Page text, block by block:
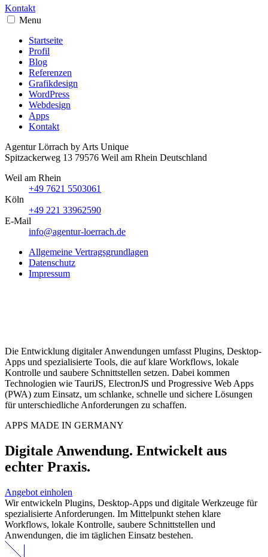
Kontakt
Menu
Startseite
Profil
Blog
Referenzen
Grafikdesign
WordPress
Webdesign
Apps
Kontakt
Agentur Lörrach by Arts Unique
Spitzackerweg 13 79576 Weil am Rhein Deutschland
Weil am Rhein
+49 7621 5503061
Köln
+49 221 33962590
E-Mail
info@agentur-loerrach.de
Allgemeine Vertragsgrundlagen
Datenschutz
Impressum
Die Entwicklung digitaler Anwendungen umfasst Plugins, Desktop-
Apps und spezialisierte Tools, die auf klare Workflows, lokale
Kontrolle und saubere Schnittstellen setzen. Dabei kommen
Technologien wie TauriJS, ElectronJS und Progressive Web Apps
(PWA) zum Einsatz, um schlanke, schnelle und sichere Lösungen
für unterschiedliche Anforderungen zu schaffen.
APPS MADE IN GERMANY
Digitale Anwendung. Entwickelt aus
echter Praxis.
Angebot einholen
Wir entwickeln Plugins, Desktop-Apps und digitale Werkzeuge für
spezialisierte Anforderungen. Im Mittelpunkt stehen klare
Workflows, lokale Kontrolle, saubere Schnittstellen und
Anwendungen, die im täglichen Einsatz bestehen.